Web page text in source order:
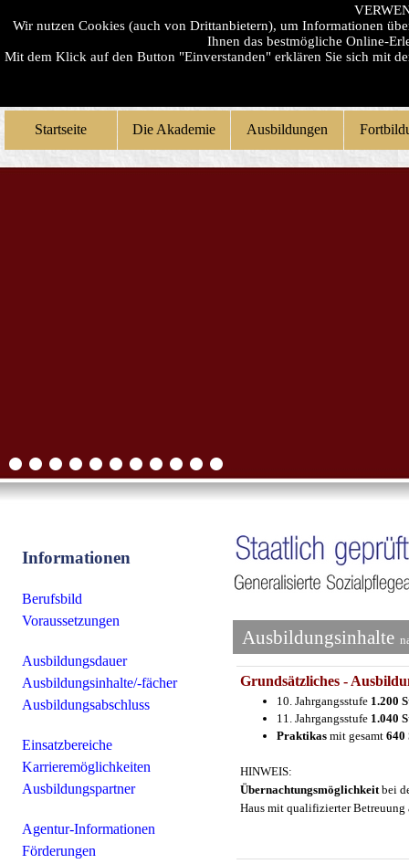
Wir nutzen Cookies (auch von Drittanbietern), um Informationen
Ihnen das bestmögliche Online-
Mit dem Klick auf den Button "Einverstanden" erklären Sie sich mit
Startseite Die Akademie Ausbildungen
Informationen
Berufsbild
Voraussetzungen
Ausbildungsdauer
Ausbildungsinhalte/-fächer
Ausbildungsabschluss
Einsatzbereiche
Karrieremöglichkeiten
Ausbildungspartner
Agentur-Informationen
Förderungen
Ausbildungsinhalte
Grundsätzliches -
10. Jahrgangsstufe 1.200
11. Jahrgangsstufe 1.040
Praktikas mit gesamt 640
HINWEIS:
Übernachtungsmöglichkeit bei
Haus mit qualifizierter Betreuung